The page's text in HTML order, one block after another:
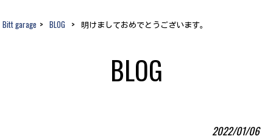
Bitt garage > BLOG > 明けましておめでとうございます。
BLOG
2022/01/06